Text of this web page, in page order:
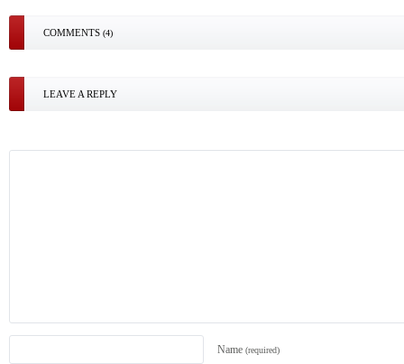
COMMENTS (4)
LEAVE A REPLY
Name (required)